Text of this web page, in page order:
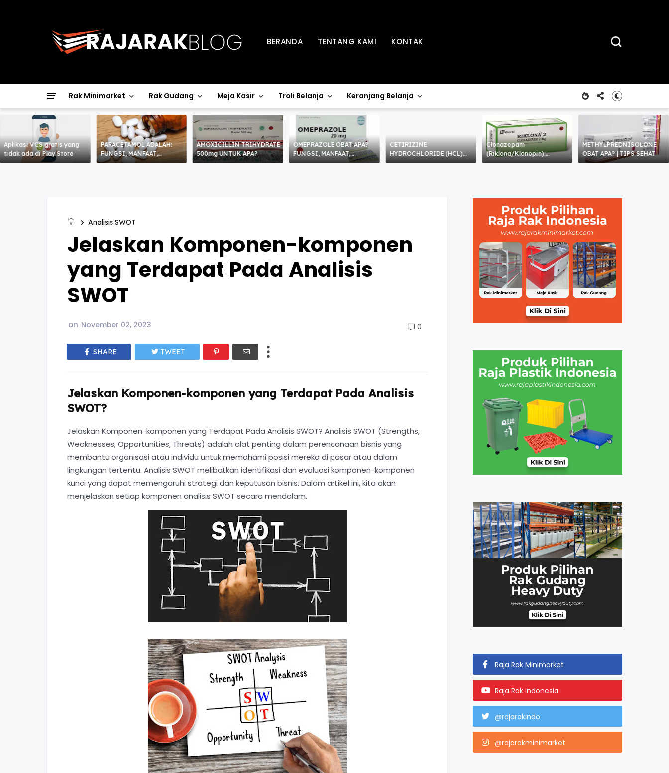
BERANDA TENTANG KAMI KONTAK
Rak Minimarket Rak Gudang Meja Kasir Troli Belanja Keranjang Belanja
Aplikasi VCS gratis yang
tidak ada di Play Store
PARACETAMOL ADALAH:
FUNGSI, MANFAAT,
KHASIAT, KEGUNAAN,
AMOXICILLIN TRIHYDRATE
500mg UNTUK APA?
OMEPRAZOLE OBAT APA?
FUNGSI, MANFAAT,
KHASIAT, KEGUNAAN,
CETIRIZINE
HYDROCHLORIDE (HCL)
OBAT APA?
Clonazepam
(Riklona/Klonopin):
Penggunaan, Efek Samping,
METHYLPREDNISOLONE
OBAT APA? | TIPS SEHAT
Analisis SWOT
Jelaskan Komponen-komponen
yang Terdapat Pada Analisis
SWOT
on November 02, 2023 0
SHARE TWEET
Jelaskan Komponen-komponen yang Terdapat Pada Analisis
SWOT?
Jelaskan Komponen-komponen yang Terdapat Pada Analisis SWOT? Analisis SWOT (Strengths,
Weaknesses, Opportunities, Threats) adalah alat penting dalam perencanaan bisnis yang
membantu organisasi atau individu untuk memahami posisi mereka di pasar atau dalam
lingkungan tertentu. Analisis SWOT melibatkan identifikasi dan evaluasi komponen-komponen
kunci yang dapat memengaruhi strategi dan keputusan bisnis. Dalam artikel ini, kita akan
menjelaskan setiap komponen analisis SWOT secara mendalam.
Raja Rak Minimarket
Raja Rak Indonesia
@rajarakindo
@rajarakminimarket